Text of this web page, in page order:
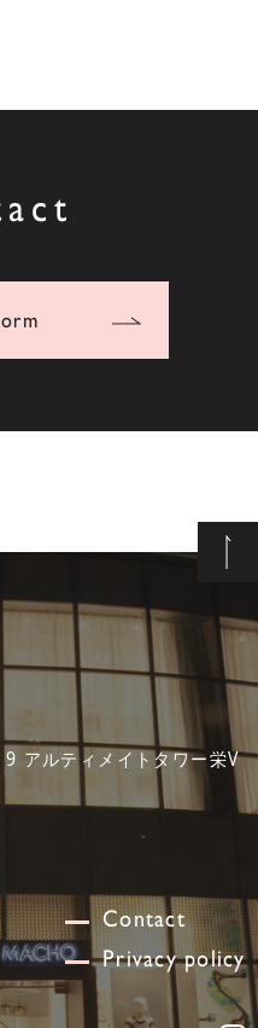
アルティメイトタワー栄V
Contact
Privacy policy